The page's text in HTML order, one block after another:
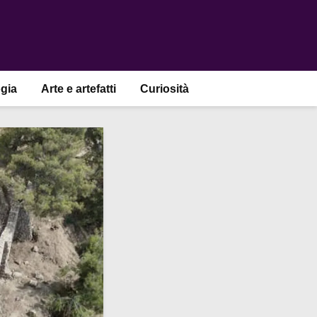
Arte e artefatti Curiosità